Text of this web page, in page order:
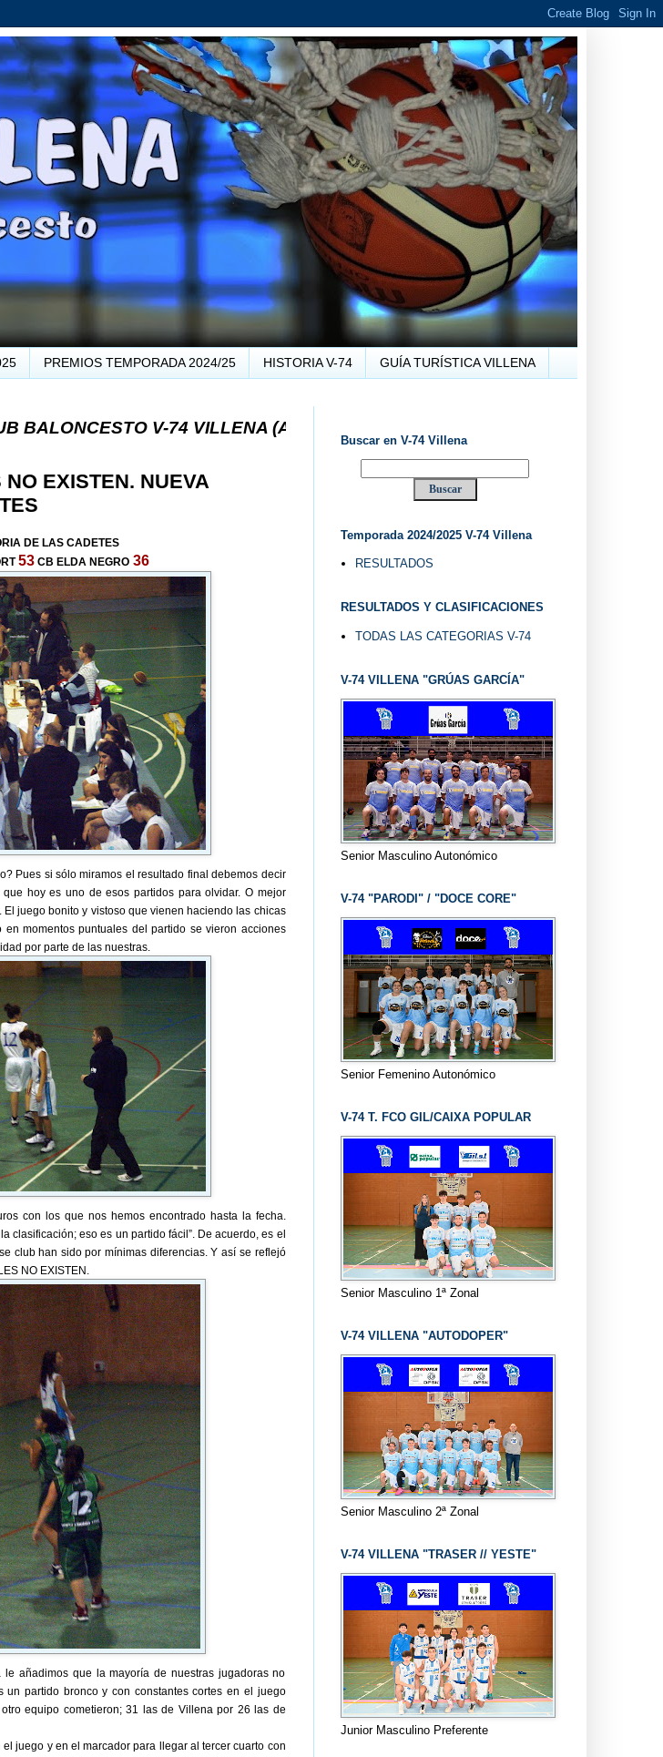
PREMIOS TEMPORADA 2024/25 HISTORIA V-74 GUÍA TURÍSTICA VILLENA
V-74 VILLENA (ALICANTE) ... V-74 VILLENA DESDE 1.974 ... EL "UVE" ...
EXISTEN. NUEVA
DE LAS CADETES
53 CB ELDA NEGRO 36
Pues si sólo miramos el resultado final debemos decir
hoy es uno de esos partidos para olvidar. O mejor
juego bonito y vistoso que vienen haciendo las chicas
momentos puntuales del partido se vieron acciones
por parte de las nuestras.
con los que nos hemos encontrado hasta la fecha.
clasificación; eso es un partido fácil”. De acuerdo, es el
club han sido por mínimas diferencias. Y así se reflejó
NO EXISTEN.
añadimos que la mayoría de nuestras jugadoras no
partido bronco y con constantes cortes en el juego
equipo cometieron; 31 las de Villena por 26 las de
juego y en el marcador para llegar al tercer cuarto con
Buscar en V-74 Villena
Temporada 2024/2025 V-74 Villena
RESULTADOS
RESULTADOS Y CLASIFICACIONES
TODAS LAS CATEGORIAS V-74
V-74 VILLENA "GRÚAS GARCÍA"
Senior Masculino Autonómico
V-74 "PARODI" / "DOCE CORE"
Senior Femenino Autonómico
V-74 T. FCO GIL/CAIXA POPULAR
Senior Masculino 1ª Zonal
V-74 VILLENA "AUTODOPER"
Senior Masculino 2ª Zonal
V-74 VILLENA "TRASER // YESTE"
Junior Masculino Preferente